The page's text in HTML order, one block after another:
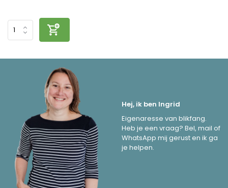
Hej, ik ben Ingrid
Eigenaresse van blikfang.
Heb je een vraag? Bel, mail of
WhatsApp mij gerust en ik ga
je helpen.